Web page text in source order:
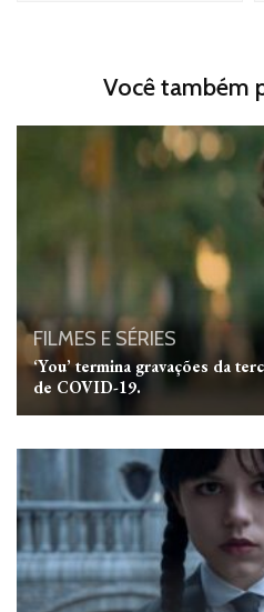
Você também
FILMES E SÉRIES
‘You’ termina gravações da
de COVID-19.